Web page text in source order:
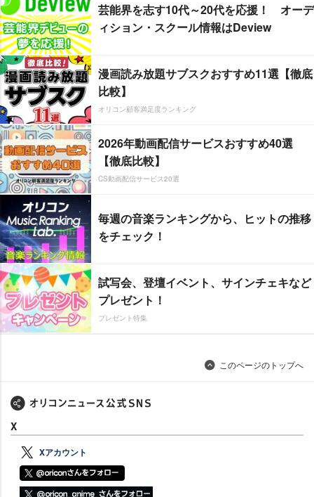
芸能界を志す10代～20代を応援！ オーデ
ィション・スクール情報はDeview
漫画読み放題サブスクおすすめ11選【徹底
比較】
オリコン顧客満足度ランキング
2026年動画配信サービスおすすめ40選
【徹底比較】
CS動画配信サービス20選
毎週の音楽ランキングから、ヒットの推移
をチェック！
試写会、登壇イベント、サインチェキなど
プレゼント！
プレゼント特集
このページのトップへ
X
Xアカウント